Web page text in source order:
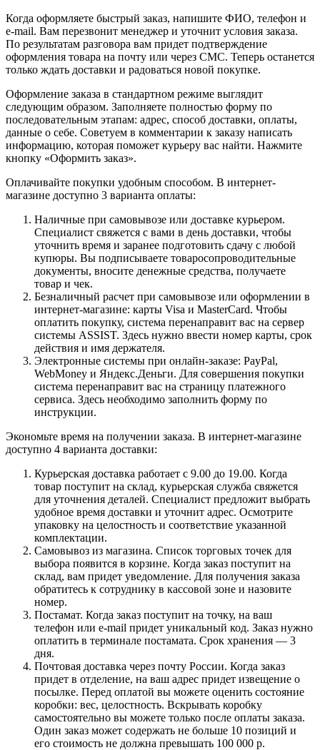
Когда оформляете быстрый заказ, напишите ФИО, телефон и
e-mail. Вам перезвонит менеджер и уточнит условия заказа.
По результатам разговора вам придет подтверждение
оформления товара на почту или через СМС. Теперь останется
только ждать доставки и радоваться новой покупке.
Оформление заказа в стандартном режиме выглядит
следующим образом. Заполняете полностью форму по
последовательным этапам: адрес, способ доставки, оплаты,
данные о себе. Советуем в комментарии к заказу написать
информацию, которая поможет курьеру вас найти. Нажмите
кнопку «Оформить заказ».
Оплачивайте покупки удобным способом. В интернет-
магазине доступно 3 варианта оплаты:
Наличные при самовывозе или доставке курьером.
Специалист свяжется с вами в день доставки, чтобы
уточнить время и заранее подготовить сдачу с любой
купюры. Вы подписываете товаросопроводительные
документы, вносите денежные средства, получаете
товар и чек.
Безналичный расчет при самовывозе или оформлении в
интернет-магазине: карты Visa и MasterCard. Чтобы
оплатить покупку, система перенаправит вас на сервер
системы ASSIST. Здесь нужно ввести номер карты, срок
действия и имя держателя.
Электронные системы при онлайн-заказе: PayPal,
WebMoney и Яндекс.Деньги. Для совершения покупки
система перенаправит вас на страницу платежного
сервиса. Здесь необходимо заполнить форму по
инструкции.
Экономьте время на получении заказа. В интернет-магазине
доступно 4 варианта доставки:
Курьерская доставка работает с 9.00 до 19.00. Когда
товар поступит на склад, курьерская служба свяжется
для уточнения деталей. Специалист предложит выбрать
удобное время доставки и уточнит адрес. Осмотрите
упаковку на целостность и соответствие указанной
комплектации.
Самовывоз из магазина. Список торговых точек для
выбора появится в корзине. Когда заказ поступит на
склад, вам придет уведомление. Для получения заказа
обратитесь к сотруднику в кассовой зоне и назовите
номер.
Постамат. Когда заказ поступит на точку, на ваш
телефон или e-mail придет уникальный код. Заказ нужно
оплатить в терминале постамата. Срок хранения — 3
дня.
Почтовая доставка через почту России. Когда заказ
придет в отделение, на ваш адрес придет извещение о
посылке. Перед оплатой вы можете оценить состояние
коробки: вес, целостность. Вскрывать коробку
самостоятельно вы можете только после оплаты заказа.
Один заказ может содержать не больше 10 позиций и
его стоимость не должна превышать 100 000 р.